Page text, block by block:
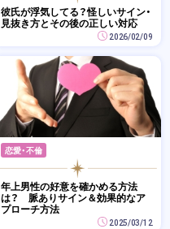
彼氏が浮気してる？怪しいサイン・
見抜き方とその後の正しい対応
2026/02/09
恋愛・不倫
年上男性の好意を確かめる方法
は？ 脈ありサイン＆効果的なア
プローチ方法
2025/03/12